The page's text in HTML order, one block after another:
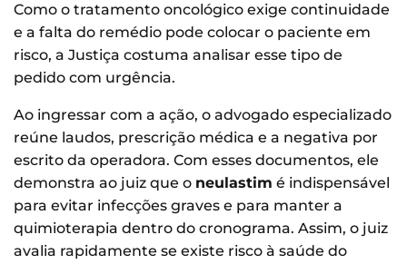
Como o tratamento oncológico exige continuidade
e a falta do remédio pode colocar o paciente em
risco, a Justiça costuma analisar esse tipo de
pedido com urgência.
Ao ingressar com a ação, o advogado especializado
reúne laudos, prescrição médica e a negativa por
escrito da operadora. Com esses documentos, ele
demonstra ao juiz que o neulastim é indispensável
para evitar infecções graves e para manter a
quimioterapia dentro do cronograma. Assim, o juiz
avalia rapidamente se existe risco à saúde do